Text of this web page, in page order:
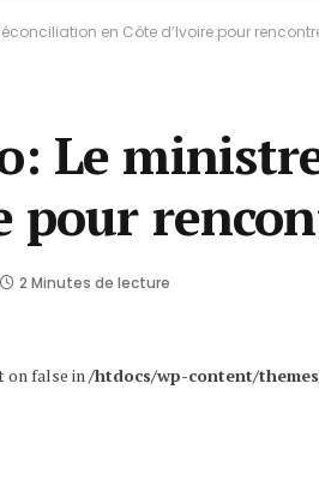
en Côte d’Ivoire pour
Le
pour
2 Minutes de lecture
on false in/htdocs/wp-content/